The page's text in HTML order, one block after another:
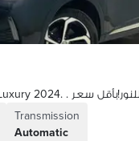
Transmission
Automatic